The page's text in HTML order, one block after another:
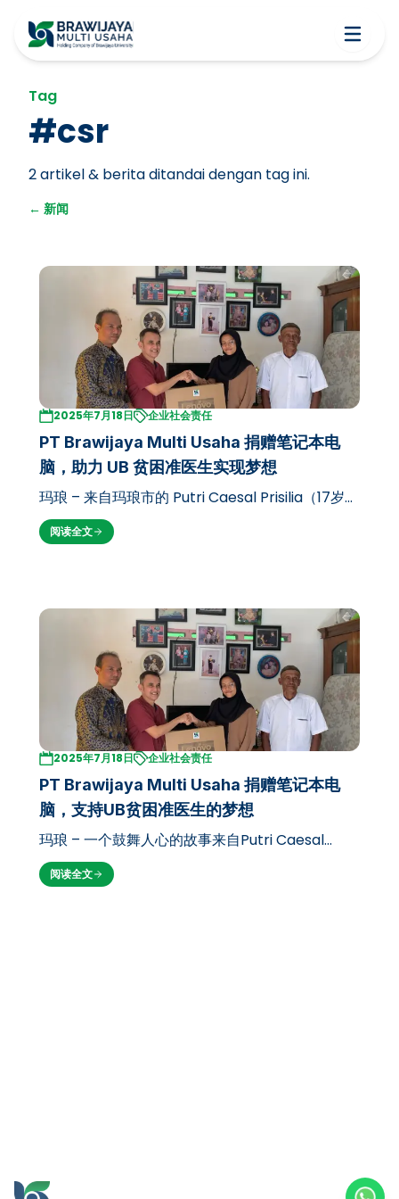
Tag
#csr
2artikel & berita ditandai dengan tag ini.
← 新闻
2025年7月18日 企业社会责任
PT Brawijaya Multi Usaha 捐赠笔记本电
脑，助力 UB 贫困准医生实现梦想
玛琅 – 来自玛琅市的 Putri Caesal Prisilia（17岁）
是一名准布拉维贾亚大学医学院学生。尽管出身贫
困家庭，父亲以卖炸鱼丸为生，Putri 仍成功通过
阅读全文
2025年7月18日 企业社会责任
PT Brawijaya Multi Usaha 捐赠笔记本电
脑，支持UB贫困准医生的梦想
玛琅 – 一个鼓舞人心的故事来自Putri Caesal
Prisilia（17岁），一位来自玛琅市的布拉维贾亚大
学医学院准学生。尽管出身贫困，父亲是卖炸鱼丸
阅读全文